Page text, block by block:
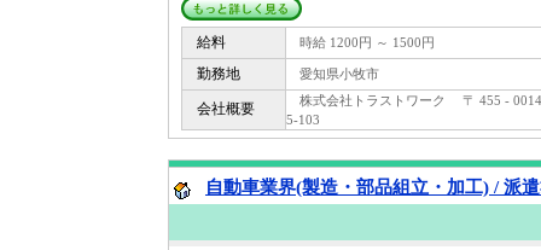
給料 時給 1200円 ～ 1500円
勤務地 愛知県小牧市
会社概要
株式会社トラストワーク 〒 455 -
5-103
自動車業界(製造・部品組立・加工) / 派